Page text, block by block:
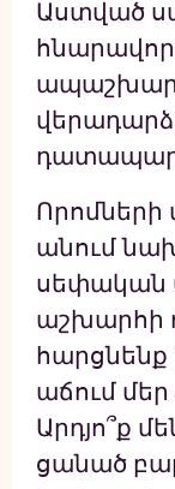
Աստված
Որոմների
անում
սեփական
աշխարհի
հարցնենք
աճում մեր
Արդյո՞ք
ցանած